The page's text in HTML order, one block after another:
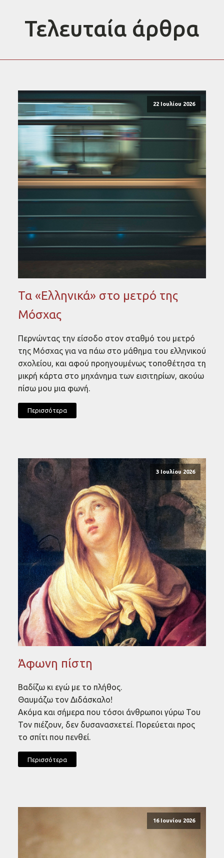
Τελευταία άρθρα
22 Ιουλίου 2026
Τα «Ελληνικά» στο μετρό της
Μόσχας
Περνώντας την είσοδο στον σταθμό του μετρό
της Μόσχας για να πάω στο μάθημα του ελληνικού
σχολείου, και αφού προηγουμένως τοποθέτησα τη
μικρή κάρτα στο μηχάνημα των εισιτηρίων, ακούω
πίσω μου μια φωνή.
Περισσότερα
3 Ιουλίου 2026
Άφωνη πίστη
Βαδίζω κι εγώ με το πλήθος.
Θαυμάζω τον Διδάσκαλο!
Ακόμα και σήμερα που τόσοι άνθρωποι γύρω Του
Τον πιέζουν, δεν δυσανασχετεί. Πορεύεται προς
το σπίτι που πενθεί.
Περισσότερα
16 Ιουνίου 2026